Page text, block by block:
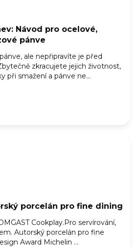
Návod pro ocelové,
pánve
ale nepřipravíte je před
zkracujete jejich životnost,
při smažení a pánve ne...
porcelán pro fine dining
Cookplay.Pro servírování,
Autorský porcelán pro fine
Award Michelin ...